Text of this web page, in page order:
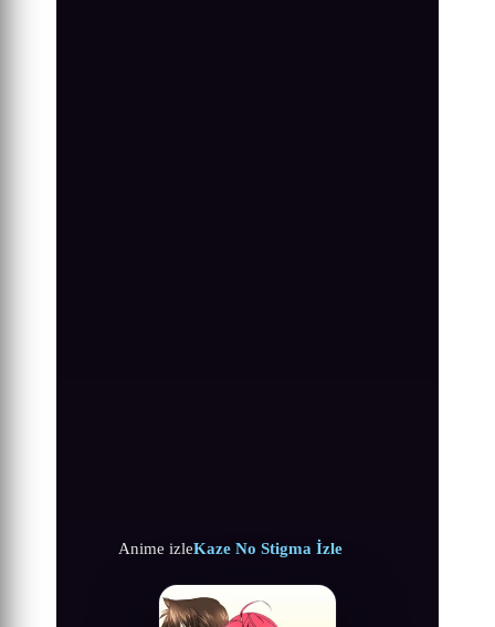
Anime izleKaze No Stigma İzle